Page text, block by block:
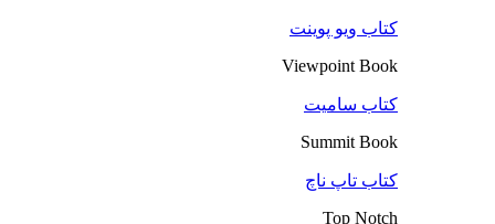
کتاب ویو پوینت
Viewpoint Book
کتاب سامیت
Summit Book
کتاب تاپ ناچ
Top Notch